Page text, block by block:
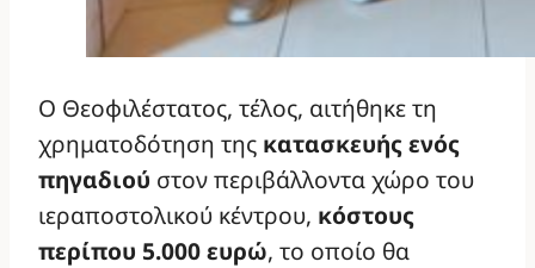
Ο Θεοφιλέστατος, τέλος, αιτήθηκε τη
χρηματοδότηση της κατασκευής ενός
πηγαδιού στον περιβάλλοντα χώρο του
ιεραποστολικού κέντρου, κόστους
περίπου 5.000 ευρώ, το οποίο θα